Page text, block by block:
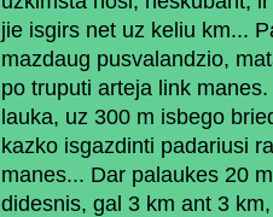
jie isgirs net uz keliu km...
mazdaug pusvalandzio,
po truputi arteja link
lauka, uz 300 m isbego
kazko isgazdinti padariusi
manes... Dar palaukes 20
didesnis, gal 3 km ant 3